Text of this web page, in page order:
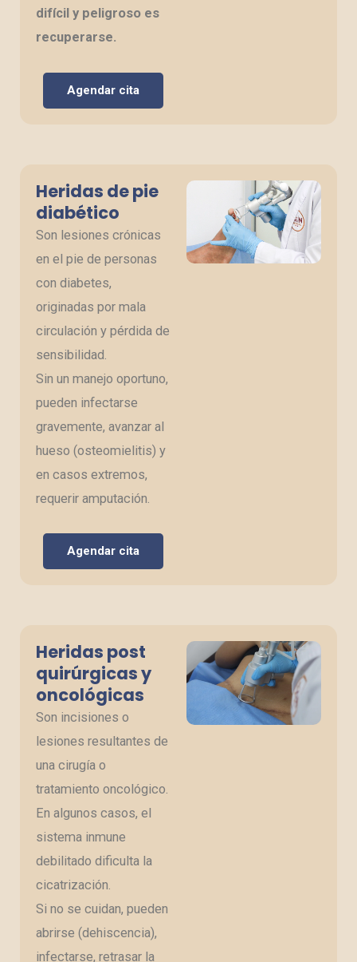
difícil y peligroso es
recuperarse.
Agendar cita
Heridas de pie
diabético
Son lesiones crónicas
en el pie de personas
con diabetes,
originadas por mala
circulación y pérdida de
sensibilidad.
Sin un manejo oportuno,
pueden infectarse
gravemente, avanzar al
hueso (osteomielitis) y
en casos extremos,
requerir amputación.
Agendar cita
Heridas post
quirúrgicas y
oncológicas
Son incisiones o
lesiones resultantes de
una cirugía o
tratamiento oncológico.
En algunos casos, el
sistema inmune
debilitado dificulta la
cicatrización.
Si no se cuidan, pueden
abrirse (dehiscencia),
infectarse, retrasar la